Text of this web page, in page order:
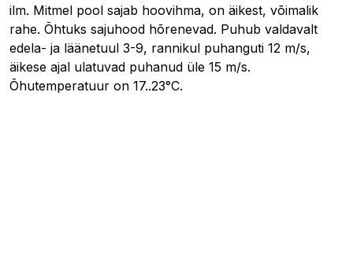
ilm. Mitmel pool sajab hoovihma, on äikest, võimalik
rahe. Õhtuks sajuhood hõrenevad. Puhub valdavalt
edela- ja läänetuul 3-9, rannikul puhanguti 12 m/s,
äikese ajal ulatuvad puhanud üle 15 m/s.
Õhutemperatuur on 17..23°C.